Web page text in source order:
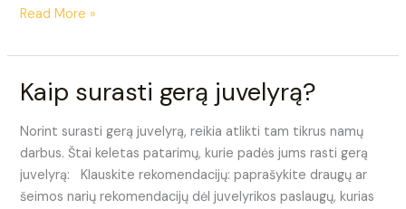
Read More »
Kaip surasti gerą juvelyrą?
Norint surasti gerą juvelyrą, reikia atlikti tam tikrus namų
darbus. Štai keletas patarimų, kurie padės jums rasti gerą
juvelyrą: Klauskite rekomendacijų: paprašykite draugų ar
šeimos narių rekomendacijų dėl juvelyrikos paslaugų, kurias
Kaip
surasti
gerą
juvelyrą?